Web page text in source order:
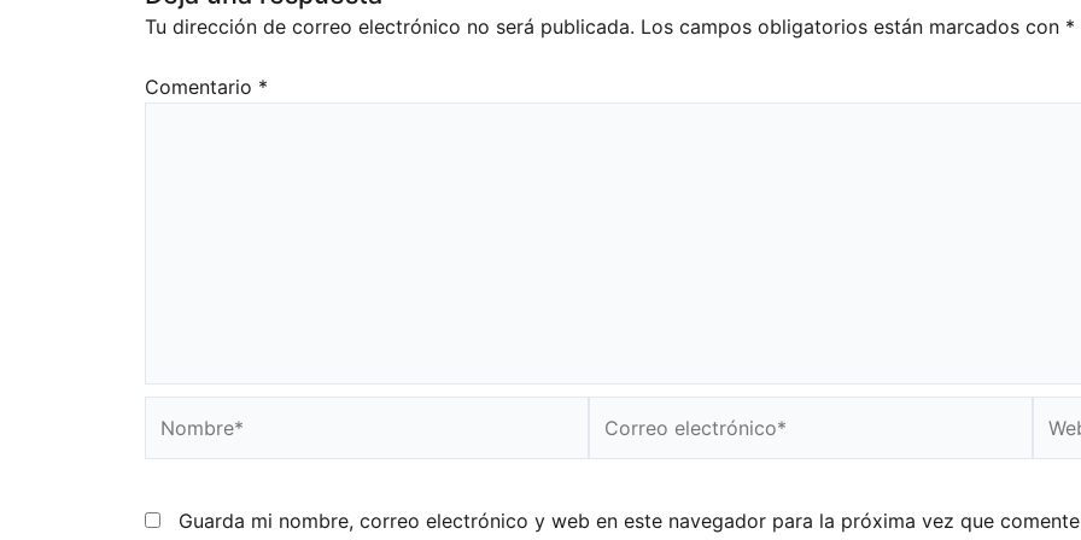
Tu dirección de correo electrónico no será publicada. Los campos obligatorios están marcados con *
Comentario *
electrónico*
Guarda mi nombre, correo electrónico y web en este navegador para la próxima vez que